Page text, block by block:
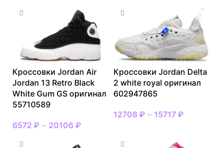
Кроссовки Jordan Air
Jordan 13 Retro Black
White Gum GS оригинал
55710589
6572 ₽ – 20106 ₽
Кроссовки Jordan Delta
2 white royal оригинал
602947865
12708 ₽ – 15717 ₽